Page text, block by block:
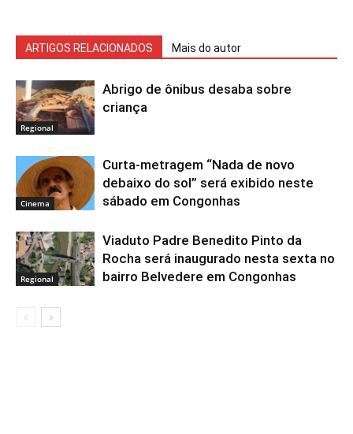
ARTIGOS RELACIONADOS Mais do autor
Regional
Abrigo de ônibus desaba sobre
criança
Cinema
Curta-metragem “Nada de novo
debaixo do sol” será exibido neste
sábado em Congonhas
Regional
Viaduto Padre Benedito Pinto da
Rocha será inaugurado nesta sexta no
bairro Belvedere em Congonhas